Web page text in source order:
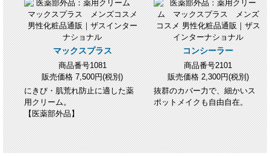
マックスプラス コンシーラー
商品番号1081
販売価格 7,500円(税別)
商品番号2101
販売価格 2,300円(税別)
にきび・肌荒れ防止に適した薬
用クリーム。
【医薬部外品】
抜群のカバー力で、細かいス
ポットメイクも自由自在。